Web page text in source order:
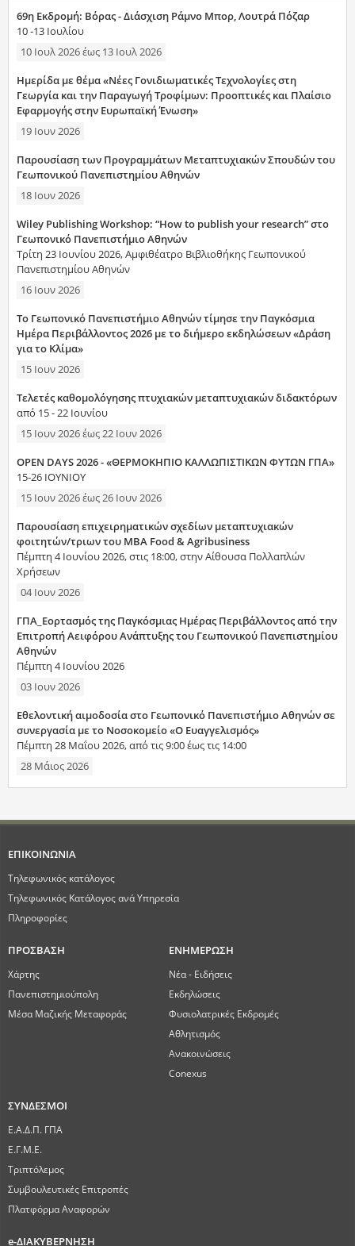
69η Εκδρομή: Βόρας - Διάσχιση Ράμνο Μπορ, Λουτρά Πόζαρ
10 -13 Ιουλίου
10 Ιουλ 2026έως 13 Ιουλ 2026
Ημερίδα με θέμα «Νέες Γονιδιωματικές Τεχνολογίες στη
Γεωργία και την Παραγωγή Τροφίμων: Προοπτικές και Πλαίσιο
Εφαρμογής στην Ευρωπαϊκή Ένωση»
19 Ιουν 2026
Παρουσίαση των Προγραμμάτων Μεταπτυχιακών Σπουδών του
Γεωπονικού Πανεπιστημίου Αθηνών
18 Ιουν 2026
Wiley Publishing Workshop: “How to publish your research” στο
Γεωπονικό Πανεπιστήμιο Αθηνών
Τρίτη 23 Ιουνίου 2026, Αμφιθέατρο Βιβλιοθήκης Γεωπονικού
Πανεπιστημίου Αθηνών
16 Ιουν 2026
Το Γεωπονικό Πανεπιστήμιο Αθηνών τίμησε την Παγκόσμια
Ημέρα Περιβάλλοντος 2026 με το διήμερο εκδηλώσεων «Δράση
για το Κλίμα»
15 Ιουν 2026
Τελετές καθομολόγησης πτυχιακών μεταπτυχιακών διδακτόρων
από 15 - 22 Ιουνίου
15 Ιουν 2026έως22 Ιουν 2026
OPEN DAYS 2026 - «ΘΕΡΜΟΚΗΠΙΟ ΚΑΛΛΩΠΙΣΤΙΚΩΝ ΦΥΤΩΝ ΓΠΑ»
15-26 ΙΟΥΝΙΟΥ
15 Ιουν 2026έως26 Ιουν 2026
Παρουσίαση επιχειρηματικών σχεδίων μεταπτυχιακών
φοιτητών/τριων του MBA Food & Agribusiness
Πέμπτη 4 Ιουνίου 2026, στις 18:00, στην Αίθουσα Πολλαπλών
Χρήσεων
04 Ιουν 2026
ΓΠΑ_Εορτασμός της Παγκόσμιας Ημέρας Περιβάλλοντος από την
Επιτροπή Αειφόρου Ανάπτυξης του Γεωπονικού Πανεπιστημίου
Αθηνών
Πέμπτη 4 Ιουνίου 2026
03 Ιουν 2026
Εθελοντική αιμοδοσία στο Γεωπονικό Πανεπιστήμιο Αθηνών σε
συνεργασία με το Νοσοκομείο «Ο Ευαγγελισμός»
Πέμπτη 28 Μαΐου 2026, από τις 9:00 έως τις 14:00
28 Μάιος 2026
ΕΠΙΚΟΙΝΩΝΙΑ
Τηλεφωνικός κατάλογος
Τηλεφωνικός Κατάλογος ανά Υπηρεσία
Πληροφορίες
ΠΡΟΣΒΑΣΗ
Χάρτης
Πανεπιστημιούπολη
Μέσα Μαζικής Μεταφοράς
ΕΝΗΜΕΡΩΣΗ
Νέα - Ειδήσεις
Εκδηλώσεις
Φυσιολατρικές Εκδρομές
Αθλητισμός
Ανακοινώσεις
Conexus
ΣΥΝΔΕΣΜΟΙ
Ε.Α.Δ.Π. ΓΠΑ
Ε.Γ.Μ.Ε.
Τριπτόλεμος
Συμβουλευτικές Επιτροπές
Πλατφόρμα Αναφορών
e-ΔΙΑΚΥΒΕΡΝΗΣΗ